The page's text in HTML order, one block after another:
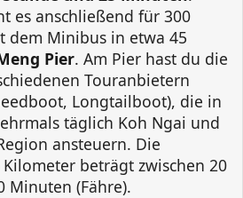
es anschließend für 300
dem Minibus in etwa 45
Pier. Am Pier hast du die
Touranbietern
Longtailboot), die in
täglich Koh Ngai und
ansteuern. Die
beträgt zwischen 20
Minuten (Fähre).